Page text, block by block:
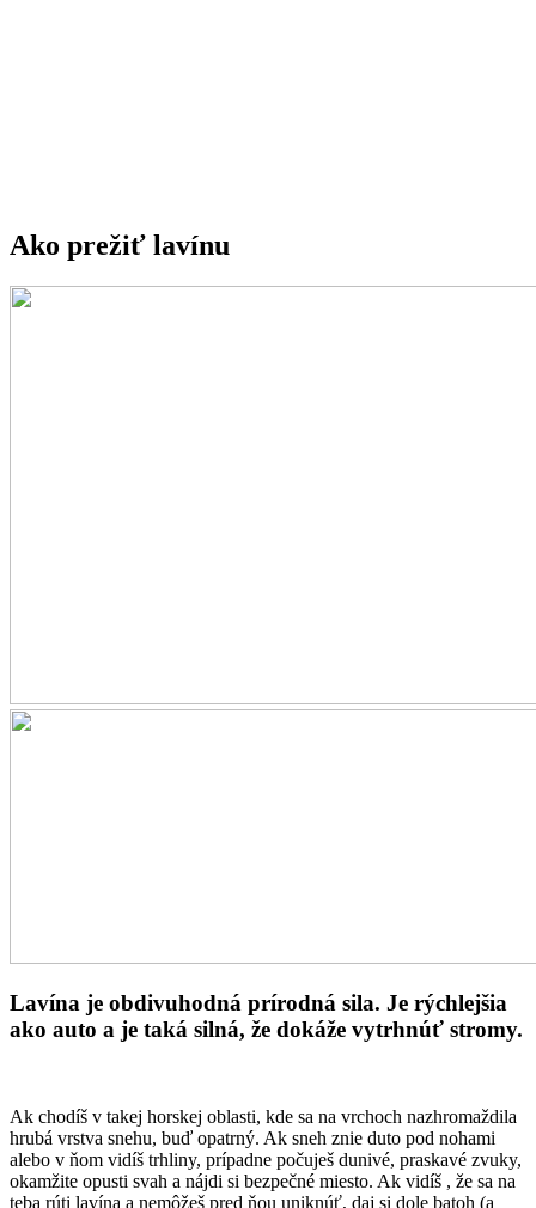
Ako prežiť lavínu
Lavína je obdivuhodná prírodná sila. Je rýchlejšia
ako auto a je taká silná, že dokáže vytrhnúť stromy.
Ak chodíš v takej horskej oblasti, kde sa na vrchoch nazhromaždila
hrubá vrstva snehu, buď opatrný. Ak sneh znie duto pod nohami
alebo v ňom vidíš trhliny, prípadne počuješ dunivé, praskavé zvuky,
okamžite opusti svah a nájdi si bezpečné miesto. Ak vidíš , že sa na
teba rúti lavína a nemôžeš pred ňou uniknúť, daj si dole batoh (a